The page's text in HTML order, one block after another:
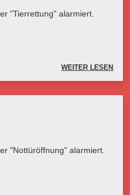
"Tierrettung" alarmiert.
WEITER LESEN
"Nottüröffnung" alarmiert.